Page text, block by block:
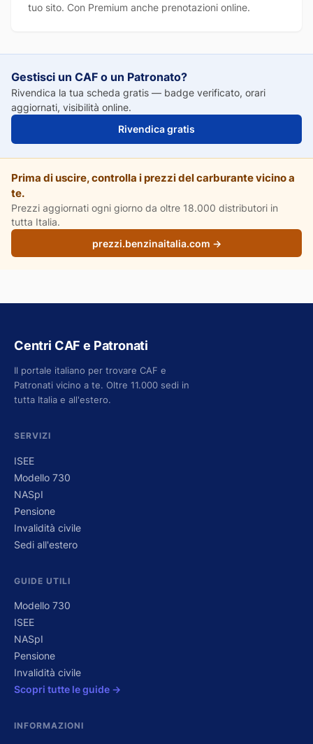
tuo sito. Con Premium anche prenotazioni online.
Gestisci un CAF o un Patronato?
Rivendica la tua scheda gratis — badge verificato, orari
aggiornati, visibilità online.
Rivendica gratis
Prima di uscire, controlla i prezzi del carburante vicino a
te.
Prezzi aggiornati ogni giorno da oltre 18.000 distributori in
tutta Italia.
prezzi.benzinaitalia.com →
Centri CAF e Patronati
Il portale italiano per trovare CAF e
Patronati vicino a te. Oltre 11.000 sedi in
tutta Italia e all'estero.
SERVIZI
ISEE
Modello 730
NASpI
Pensione
Invalidità civile
Sedi all'estero
GUIDE UTILI
Modello 730
ISEE
NASpI
Pensione
Invalidità civile
Scopri tutte le guide →
INFORMAZIONI